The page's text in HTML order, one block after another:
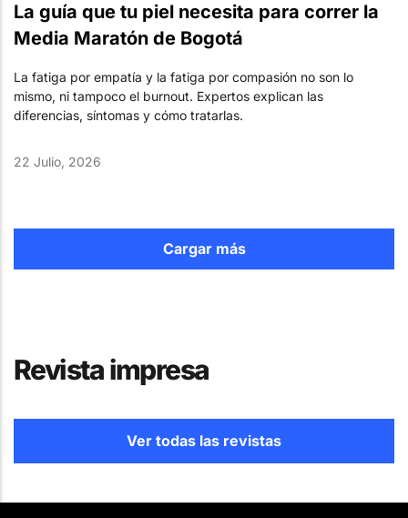
La guía que tu piel necesita para correr la
Media Maratón de Bogotá
La fatiga por empatía y la fatiga por compasión no son lo
mismo, ni tampoco el burnout. Expertos explican las
diferencias, síntomas y cómo tratarlas.
22 Julio, 2026
Cargar más
Revista impresa
Ver todas las revistas